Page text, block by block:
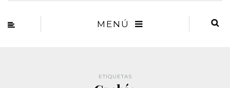
MENÚ
ETIQUETAS